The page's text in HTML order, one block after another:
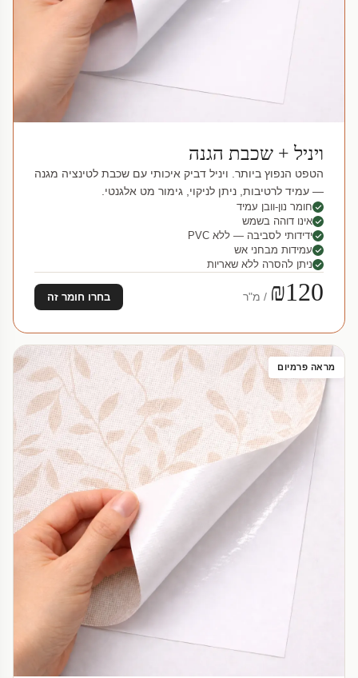
ויניל + שכבת הגנה
הטפט הנפוץ ביותר. ויניל דביק איכותי עם שכבת לטינציה מגנה
— עמיד לרטיבות, ניתן לניקוי, גימור מט אלגנטי.
חומר נון-וובן עמיד
אינו דוהה בשמש
ידידותי לסביבה — ללא PVC
עמידות מבחני אש
ניתן להסרה ללא שאריות
₪120 / מ"ר בחרו חומר זה
מראה פרמיום